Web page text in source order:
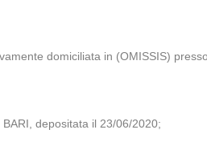
domiciliata in (OMISSIS)
depositata il 23/06/2020;